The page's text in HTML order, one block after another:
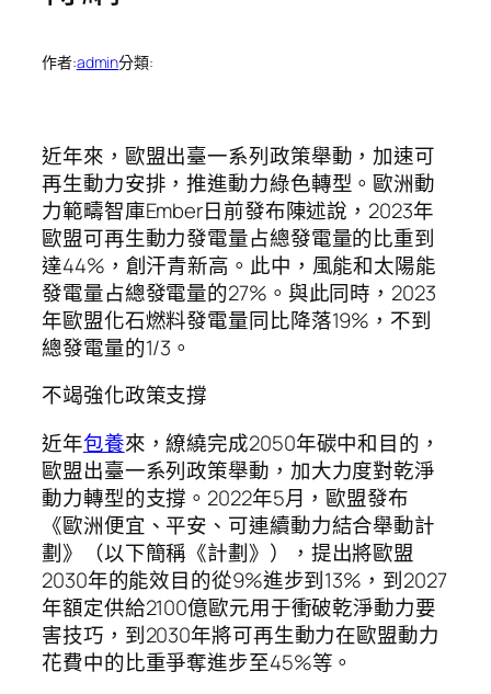
作者:admin分類:
近年來，歐盟出臺一系列政策舉動，加速可
再生動力安排，推進動力綠色轉型。歐洲動
力範疇智庫Ember日前發布陳述說，2023年
歐盟可再生動力發電量占總發電量的比重到
達44%，創汗青新高。此中，風能和太陽能
發電量占總發電量的27%。與此同時，2023
年歐盟化石燃料發電量同比降落19%，不到
總發電量的1/3。
不竭強化政策支撐
近年包養來，繚繞完成2050年碳中和目的，
歐盟出臺一系列政策舉動，加大力度對乾淨
動力轉型的支撐。2022年5月，歐盟發布
《歐洲便宜、平安、可連續動力結合舉動計
劃》（以下簡稱《計劃》），提出將歐盟
2030年的能效目的從9%進步到13%，到2027
年額定供給2100億歐元用于衝破乾淨動力要
害技巧，到2030年將可再生動力在歐盟動力
花費中的比重爭奪進步至45%等。